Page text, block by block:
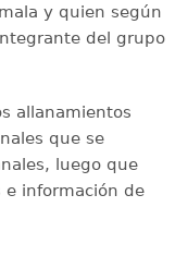
y quien según
del grupo
allanamientos
que se
luego que
e información de